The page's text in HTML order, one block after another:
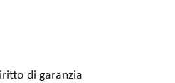
di garanzia